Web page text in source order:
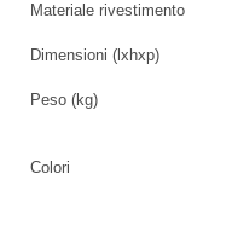
Materiale rivestimento
Dimensioni (lxhxp)
Peso (kg)
Colori